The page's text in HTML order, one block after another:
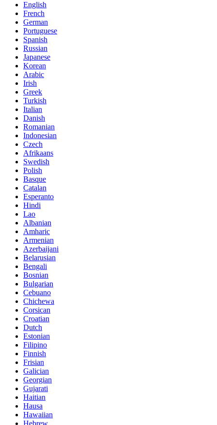
English
French
German
Portuguese
Spanish
Russian
Japanese
Korean
Arabic
Irish
Greek
Turkish
Italian
Danish
Romanian
Indonesian
Czech
Afrikaans
Swedish
Polish
Basque
Catalan
Esperanto
Hindi
Lao
Albanian
Amharic
Armenian
Azerbaijani
Belarusian
Bengali
Bosnian
Bulgarian
Cebuano
Chichewa
Corsican
Croatian
Dutch
Estonian
Filipino
Finnish
Frisian
Galician
Georgian
Gujarati
Haitian
Hausa
Hawaiian